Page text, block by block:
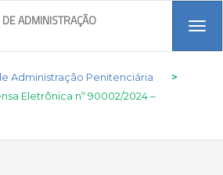
ADMINISTRAÇÃO
Administração Penitenciária
>
Eletrônica nº 90002/2024 –